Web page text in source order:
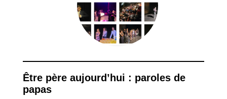
Être père aujourd’hui : paroles de
papas